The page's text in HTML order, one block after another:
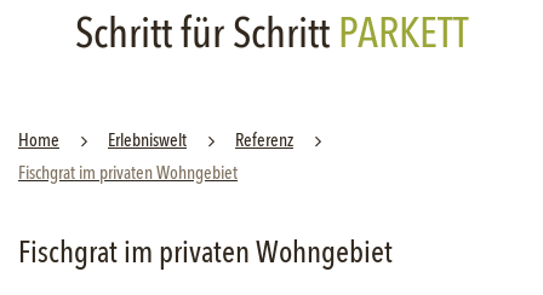
Schritt für SchrittPARKETT
Home Er­leb­nis­welt
Re­fe­renz
Fisch­grat im pri­va­ten Wohn­ge­biet
Fischgrat im privaten Wohngebiet